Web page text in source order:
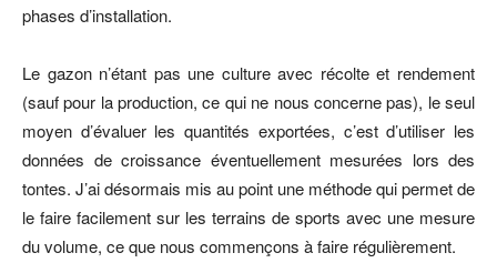
phases d’installation.
Le gazon n’étant pas une culture avec récolte et rendement
(sauf pour la production, ce qui ne nous concerne pas), le seul
moyen d’évaluer les quantités exportées, c’est d’utiliser les
données de croissance éventuellement mesurées lors des
tontes. J’ai désormais mis au point une méthode qui permet de
le faire facilement sur les terrains de sports avec une mesure
du volume, ce que nous commençons à faire régulièrement.